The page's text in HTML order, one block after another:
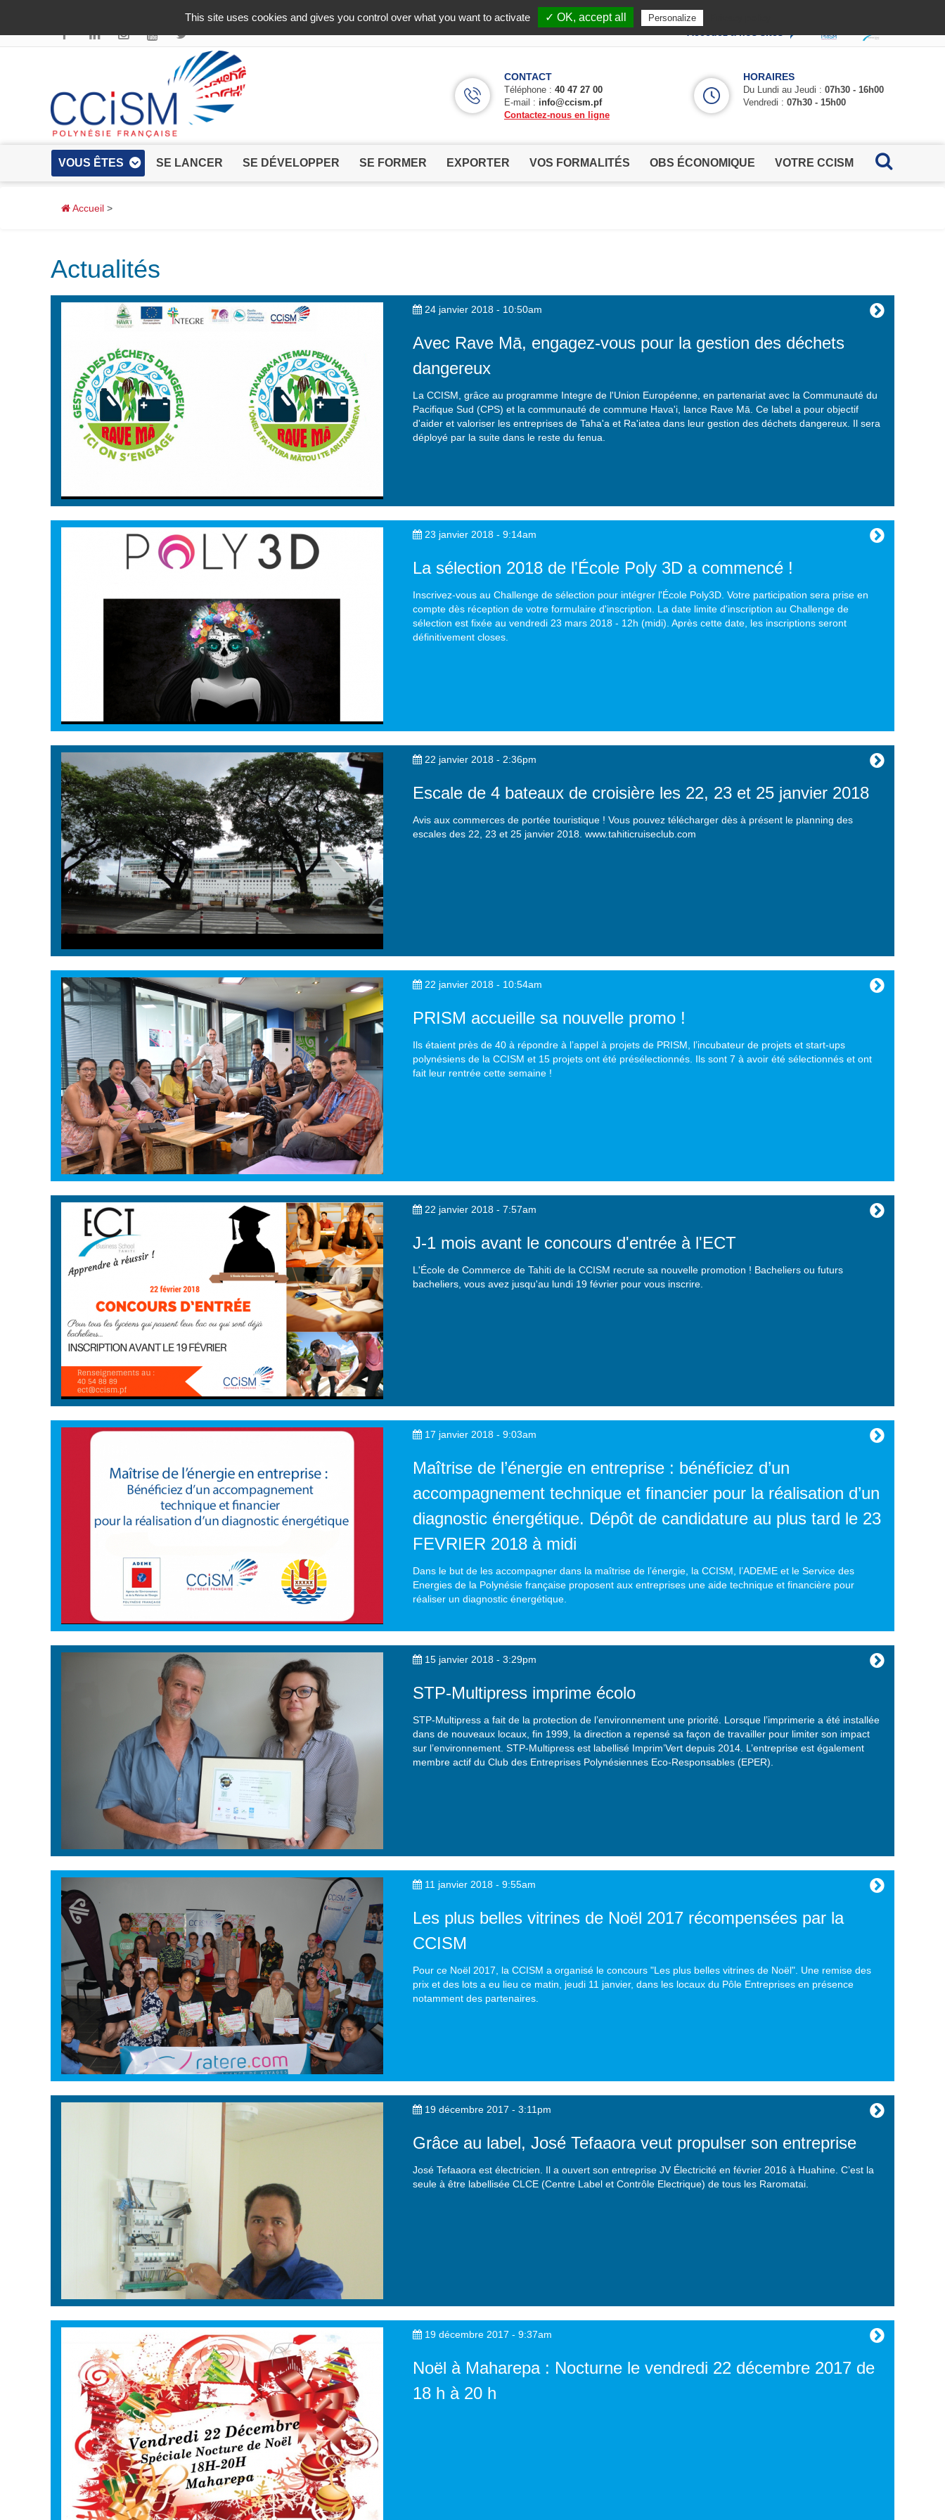
✓ Allow
CONTACT
Téléphone : 40 47 27 00
E-mail : info@ccism.pf
Contactez-nous en ligne
HORAIRES
Du Lundi au Jeudi : 07h30 - 16h00
Vendredi : 07h30 - 15h00
VOUS ÊTES SE LANCER SE DÉVELOPPER SE FORMER EXPORTER VOS FORMALITÉS OBS ÉCONOMIQUE VOTRE CCISM
Accueil >
Actualités
24 janvier 2018 - 10:50am
Avec Rave Mā, engagez-vous pour la gestion des déchets
dangereux
La CCISM, grâce au programme Integre de l'Union Européenne, en partenariat avec la Communauté du
Pacifique Sud (CPS) et la communauté de commune Hava'i, lance Rave Mā. Ce label a pour objectif
d'aider et valoriser les entreprises de Taha'a et Ra'iatea dans leur gestion des déchets dangereux. Il sera
déployé par la suite dans le reste du fenua.
23 janvier 2018 - 9:14am
La sélection 2018 de l'École Poly 3D a commencé !
Inscrivez-vous au Challenge de sélection pour intégrer l'École Poly3D. Votre participation sera prise en
compte dès réception de votre formulaire d'inscription. La date limite d'inscription au Challenge de
sélection est fixée au vendredi 23 mars 2018 - 12h (midi). Après cette date, les inscriptions seront
définitivement closes.
22 janvier 2018 - 2:36pm
Escale de 4 bateaux de croisière les 22, 23 et 25 janvier 2018
Avis aux commerces de portée touristique ! Vous pouvez télécharger dès à présent le planning des
escales des 22, 23 et 25 janvier 2018. www.tahiticruiseclub.com
22 janvier 2018 - 10:54am
PRISM accueille sa nouvelle promo !
Ils étaient près de 40 à répondre à l’appel à projets de PRISM, l’incubateur de projets et start-ups
polynésiens de la CCISM et 15 projets ont été présélectionnés. Ils sont 7 à avoir été sélectionnés et ont
fait leur rentrée cette semaine !
22 janvier 2018 - 7:57am
J-1 mois avant le concours d'entrée à l'ECT
L'École de Commerce de Tahiti de la CCISM recrute sa nouvelle promotion ! Bacheliers ou futurs
bacheliers, vous avez jusqu'au lundi 19 février pour vous inscrire.
17 janvier 2018 - 9:03am
Maîtrise de l’énergie en entreprise : bénéficiez d’un
accompagnement technique et financier pour la réalisation d’un
diagnostic énergétique. Dépôt de candidature au plus tard le 23
FEVRIER 2018 à midi
Dans le but de les accompagner dans la maîtrise de l’énergie, la CCISM, l’ADEME et le Service des
Energies de la Polynésie française proposent aux entreprises une aide technique et financière pour
réaliser un diagnostic énergétique.
15 janvier 2018 - 3:29pm
STP-Multipress imprime écolo
STP-Multipress a fait de la protection de l’environnement une priorité. Lorsque l’imprimerie a été installée
dans de nouveaux locaux, fin 1999, la direction a repensé sa façon de travailler pour limiter son impact
sur l’environnement. STP-Multipress est labellisé Imprim’Vert depuis 2014. L’entreprise est également
membre actif du Club des Entreprises Polynésiennes Eco-Responsables (EPER).
11 janvier 2018 - 9:55am
Les plus belles vitrines de Noël 2017 récompensées par la
CCISM
Pour ce Noël 2017, la CCISM a organisé le concours "Les plus belles vitrines de Noël". Une remise des
prix et des lots a eu lieu ce matin, jeudi 11 janvier, dans les locaux du Pôle Entreprises en présence
notamment des partenaires.
19 décembre 2017 - 3:11pm
Grâce au label, José Tefaaora veut propulser son entreprise
José Tefaaora est électricien. Il a ouvert son entreprise JV Électricité en février 2016 à Huahine. C’est la
seule à être labellisée CLCE (Centre Label et Contrôle Electrique) de tous les Raromatai.
19 décembre 2017 - 9:37am
Noël à Maharepa : Nocturne le vendredi 22 décembre 2017 de
18 h à 20 h
This site uses cookies and gives you control over what you want to activate ✓ OK, accept all Personalize